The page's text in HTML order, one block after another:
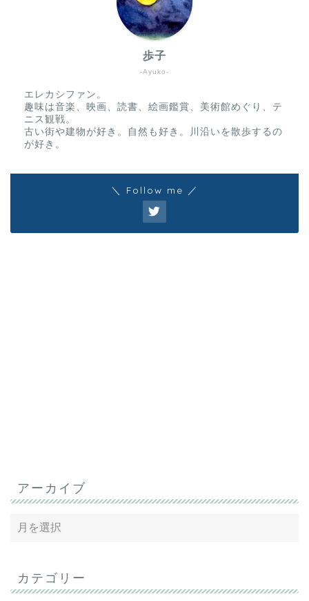
-Ayuko-
歩子
エレカシファン。
趣味は音楽、映画、読書、絵画鑑賞、美術館めぐり、テ
ニス観戦。
古い街や建物が好き。自然も好き。川沿いを散歩するの
が好き。
＼ Follow me ／
アーカイブ
カテゴリー